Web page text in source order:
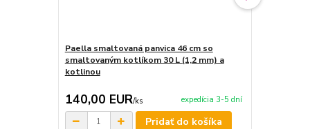
Paella smaltovaná panvica 46 cm so
smaltovaným kotlíkom 30 L (1,2 mm) a
kotlinou
140,00 EUR/ks expedícia 3-5 dní
Pridať do košíka